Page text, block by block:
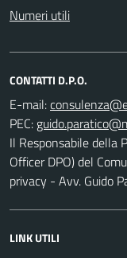
Numeri utili
CONTATTI D.P.O.
E-mail:
PEC:
Il Responsabile della
Officer DPO) del
privacy - Avv. Guido
LINK UTILI